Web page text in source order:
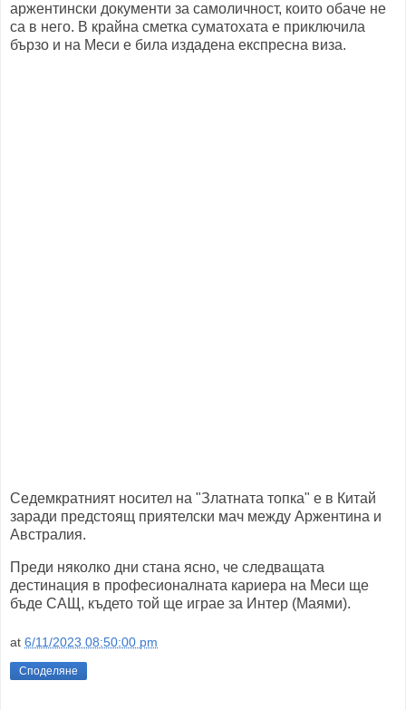
аржентински документи за самоличност, които обаче не
са в него. В крайна сметка суматохата е приключила
бързо и на Меси е била издадена експресна виза.
Седемкратният носител на "Златната топка" е в Китай
заради предстоящ приятелски мач между Аржентина и
Австралия.
Преди няколко дни стана ясно, че следващата
дестинация в професионалната кариера на Меси ще
бъде САЩ, където той ще играе за Интер (Маями).
at 6/11/2023 08:50:00 pm
Споделяне